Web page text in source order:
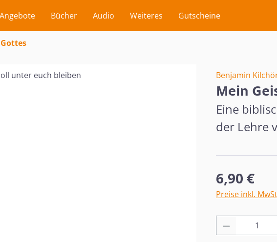
Angebote Bücher Audio Weiteres Gutscheine
Benjamin
Mein
Eine
der Lehre
Regulärer Preis:
6,90 €
Preise inkl.
Produkt